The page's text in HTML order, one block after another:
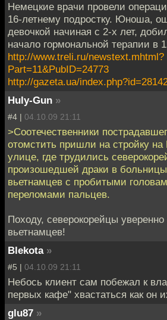
Немецкие врачи провели
16-летнему подростку. Юноша,
девочкой начиная с 2-х лет,
начало гормональной терапии в
http://www.treli.ru/newstext.mhtml?
Part=11&PubID=24773
http://gazeta.ua/
Huly-Gun »
#4 | 04.10.09 21:11
>Соотечественники
отомстить пришли на стройку на
улице, где трудились
произошедшей драки в
вьетнамцев с пробитыми
переломами пальцев.
Походу, северокорейцы
вьетнамцев!
Blekota »
#5 | 04.10.09 21:11
Небось клиент сам побежал к
первых кафе" хвастаться как он
glu87 »